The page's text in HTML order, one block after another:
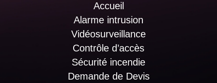
Accueil
Alarme intrusion
Vidéosurveillance
Contrôle d’accès
Sécurité incendie
Demande de Devis